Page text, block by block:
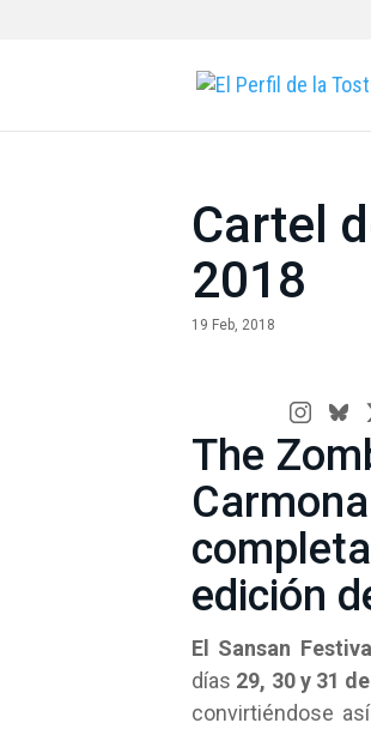
Cartel
2018
19 Feb, 2018
The
edición
El Sansan Festival
días 29, 30 y 31
convirtiéndose